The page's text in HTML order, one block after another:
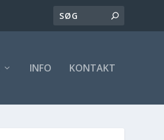
INFO KONTAKT